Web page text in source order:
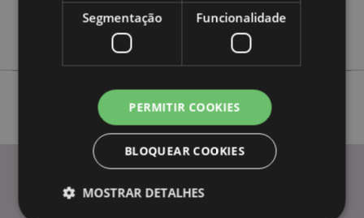
Não
Zooniverse
Segmentação Funcionalidade
PERMITIR COOKIES
BLOQUEAR COOKIES
MOSTRAR DETALHES